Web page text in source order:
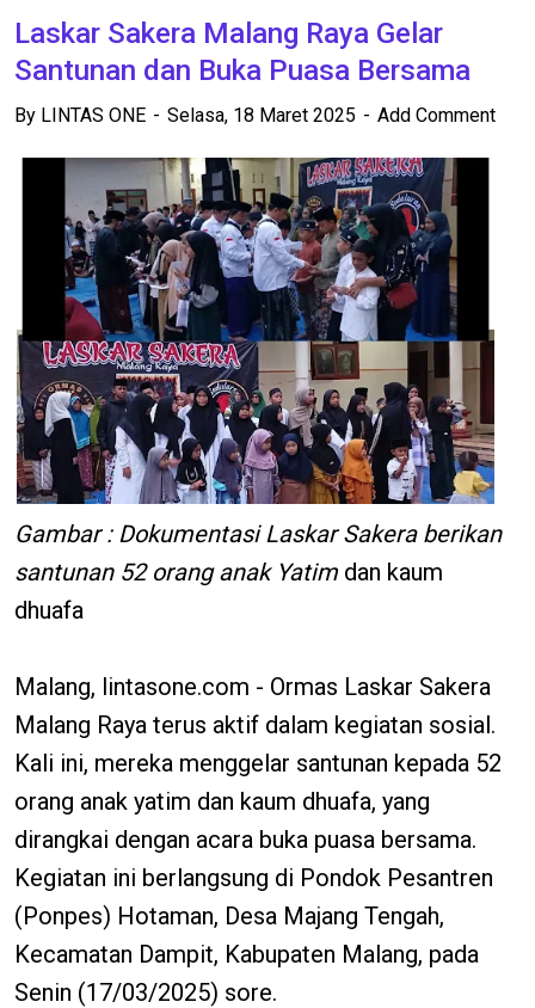
Laskar Sakera Malang Raya Gelar
Santunan dan Buka Puasa Bersama
By LINTAS ONE Selasa, 18 Maret 2025 Add Comment
Gambar : Dokumentasi Laskar Sakera berikan
santunan 52 orang anak Yatim dan kaum
dhuafa
Malang, lintasone.com - Ormas Laskar Sakera
Malang Raya terus aktif dalam kegiatan sosial.
Kali ini, mereka menggelar santunan kepada 52
orang anak yatim dan kaum dhuafa, yang
dirangkai dengan acara buka puasa bersama.
Kegiatan ini berlangsung di Pondok Pesantren
(Ponpes) Hotaman, Desa Majang Tengah,
Kecamatan Dampit, Kabupaten Malang, pada
Senin (17/03/2025) sore.